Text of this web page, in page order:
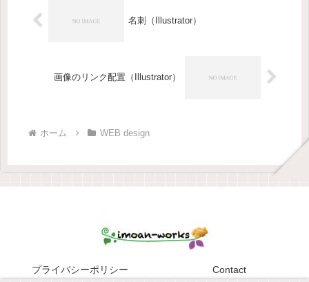
名刺（Illustrator）
画像のリンク配置（Illustrator）
ホーム WEB design
プライバシーポリシー Contact